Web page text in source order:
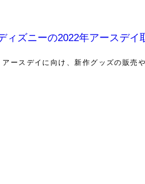
ィズニーの2022年アースデ
ースデイに向け、新作グッズの販売